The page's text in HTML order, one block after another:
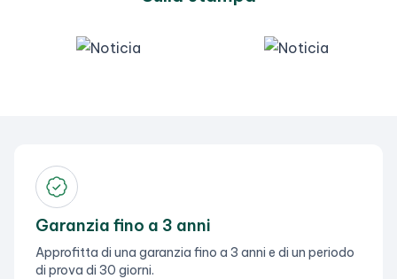
Garanzia fino a 3 anni
Approfitta di una garanzia fino a 3 anni e di un periodo
di prova di 30 giorni.